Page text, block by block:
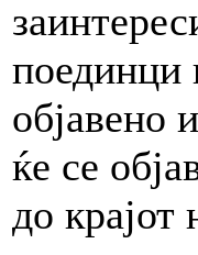
поединци
објавено
ќе се
до